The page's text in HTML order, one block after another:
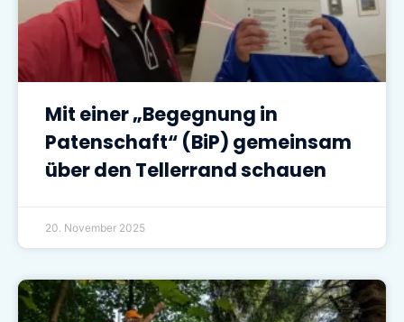
Mit einer „Begegnung in
Patenschaft“ (BiP) gemeinsam
über den Tellerrand schauen
20. November 2025